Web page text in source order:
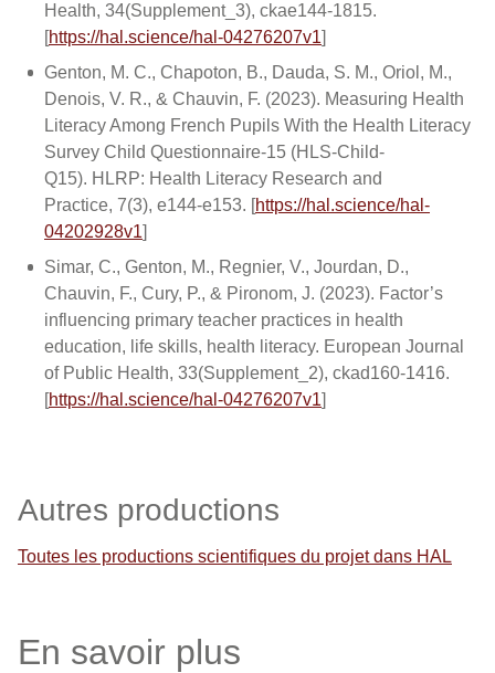
Health, 34(Supplement_3), ckae144-1815.
[https://hal.science/hal-04276207v1]
Genton, M. C., Chapoton, B., Dauda, S. M., Oriol, M.,
Denois, V. R., & Chauvin, F. (2023). Measuring Health
Literacy Among French Pupils With the Health Literacy
Survey Child Questionnaire-15 (HLS-Child-
Q15). HLRP: Health Literacy Research and
Practice, 7(3), e144-e153. [https://hal.science/hal-
04202928v1]
Simar, C., Genton, M., Regnier, V., Jourdan, D.,
Chauvin, F., Cury, P., & Pironom, J. (2023). Factor’s
influencing primary teacher practices in health
education, life skills, health literacy. European Journal
of Public Health, 33(Supplement_2), ckad160-1416.
[https://hal.science/hal-04276207v1]
Autres productions
Toutes les productions scientifiques du projet dans HAL
En savoir plus